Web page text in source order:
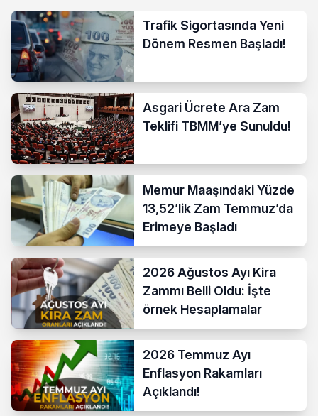
Trafik Sigortasında Yeni
Dönem Resmen Başladı!
Asgari Ücrete Ara Zam
Teklifi TBMM’ye Sunuldu!
Memur Maaşındaki Yüzde
13,52’lik Zam Temmuz’da
Erimeye Başladı
2026 Ağustos Ayı Kira
Zammı Belli Oldu: İşte
örnek Hesaplamalar
2026 Temmuz Ayı
Enflasyon Rakamları
Açıklandı!